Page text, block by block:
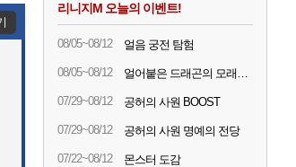
리니지M 오늘의 이벤트!
08/05~08/12 얼음 궁전 탐험
08/05~08/12 얼어붙은 드래곤의 모래시계
07/29~08/12 공허의 사원 BOOST
07/29~08/12 공허의 사원 명예의 전당
07/22~08/12 몬스터 도감